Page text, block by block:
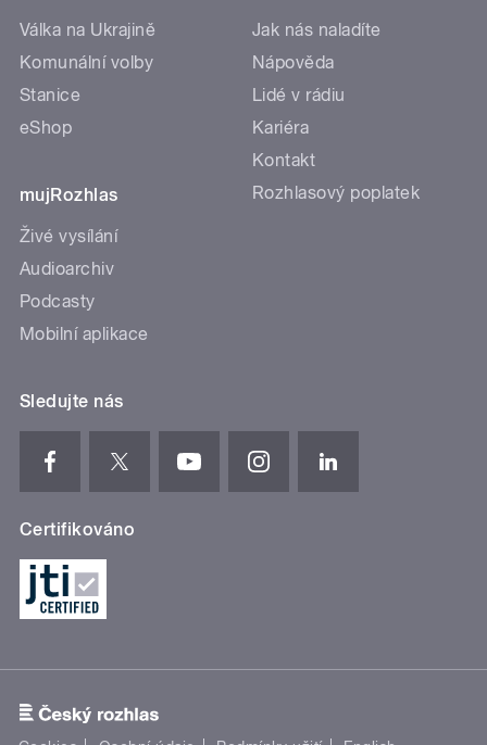
Válka na Ukrajině
Komunální volby
Stanice
eShop
mujRozhlas
Živé vysílání
Audioarchiv
Podcasty
Mobilní aplikace
Jak nás naladíte
Nápověda
Lidé v rádiu
Kariéra
Kontakt
Rozhlasový poplatek
Sledujte nás
Certifikováno